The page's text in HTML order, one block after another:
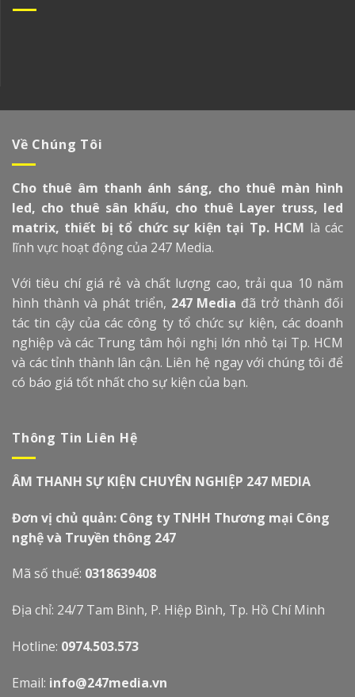
Về Chúng Tôi
Cho thuê âm thanh ánh sáng, cho thuê màn hình
led, cho thuê sân khấu, cho thuê Layer truss, led
matrix, thiết bị tổ chức sự kiện tại Tp. HCM là các
lĩnh vực hoạt động của 247 Media.
Với tiêu chí giá rẻ và chất lượng cao, trải qua 10 năm
hình thành và phát triển, 247 Media đã trở thành đối
tác tin cậy của các công ty tổ chức sự kiện, các doanh
nghiệp và các Trung tâm hội nghị lớn nhỏ tại Tp. HCM
và các tỉnh thành lân cận. Liên hệ ngay với chúng tôi để
có báo giá tốt nhất cho sự kiện của bạn.
Thông Tin Liên Hệ
ÂM THANH SỰ KIỆN CHUYÊN NGHIỆP 247 MEDIA
Đơn vị chủ quản: Công ty TNHH Thương mại Công
nghệ và Truyền thông 247
Mã số thuế: 0318639408
Địa chỉ: 24/7 Tam Bình, P. Hiệp Bình, Tp. Hồ Chí Minh
Hotline: 0974.503.573
Email: info@247media.vn